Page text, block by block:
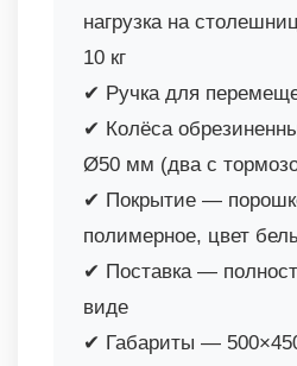
нагрузка на
10 кг
✔ Ручка для
✔ Колёса
Ø50 мм (два с
✔ Покрытие —
полимерное, цвет
✔ Поставка —
виде
✔ Габариты —